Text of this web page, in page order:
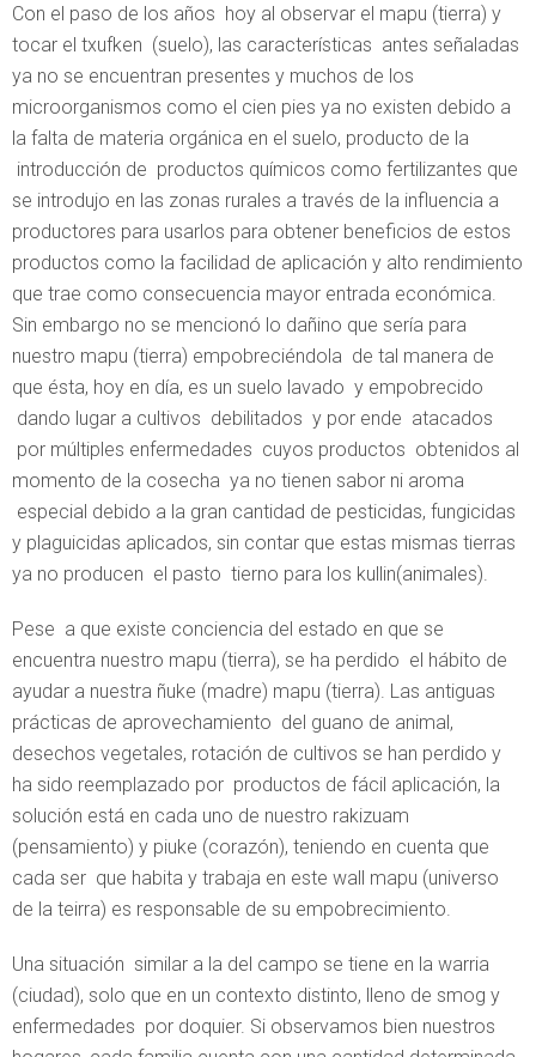
Con el paso de los años hoy al observar el mapu (tierra) y
tocar el txufken (suelo), las características antes señaladas
ya no se encuentran presentes y muchos de los
microorganismos como el cien pies ya no existen debido a
la falta de materia orgánica en el suelo, producto de la
introducción de productos químicos como fertilizantes que
se introdujo en las zonas rurales a través de la influencia a
productores para usarlos para obtener beneficios de estos
productos como la facilidad de aplicación y alto rendimiento
que trae como consecuencia mayor entrada económica.
Sin embargo no se mencionó lo dañino que sería para
nuestro mapu (tierra) empobreciéndola de tal manera de
que ésta, hoy en día, es un suelo lavado y empobrecido
dando lugar a cultivos debilitados y por ende atacados
por múltiples enfermedades cuyos productos obtenidos al
momento de la cosecha ya no tienen sabor ni aroma
especial debido a la gran cantidad de pesticidas, fungicidas
y plaguicidas aplicados, sin contar que estas mismas tierras
ya no producen el pasto tierno para los kullin(animales).
Pese a que existe conciencia del estado en que se
encuentra nuestro mapu (tierra), se ha perdido el hábito de
ayudar a nuestra ñuke (madre) mapu (tierra). Las antiguas
prácticas de aprovechamiento del guano de animal,
desechos vegetales, rotación de cultivos se han perdido y
ha sido reemplazado por productos de fácil aplicación, la
solución está en cada uno de nuestro rakizuam
(pensamiento) y piuke (corazón), teniendo en cuenta que
cada ser que habita y trabaja en este wall mapu (universo
de la teirra) es responsable de su empobrecimiento.
Una situación similar a la del campo se tiene en la warria
(ciudad), solo que en un contexto distinto, lleno de smog y
enfermedades por doquier. Si observamos bien nuestros